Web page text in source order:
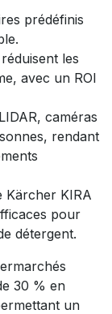
prédéfinis
les
avec un ROI
caméras
rendant
Kärcher KIRA
pour
détergent.
30 % en
un